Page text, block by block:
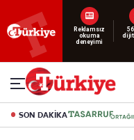
Reklamsız
okuma
deneyimi
SON DAKİKA